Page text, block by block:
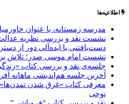
اطلاعیه‌ها
مدرسه زمستانه، با عنوان
نشست نقد و بررسی نظریه عدالت
دست‌یافتنی یا ایده‌آلی دور از
نشست امام موسی صدر؛ تلاش
جلسه‌ی نقد و بررسی کتاب
آخرین جلسه هم‌اندیشی ماهانه
معرفی کتاب «غرق شدن
نوحی